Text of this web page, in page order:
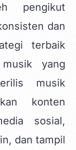
pengikut
dan
terbaik
yang
musik
konten
sosial,
dan tampil